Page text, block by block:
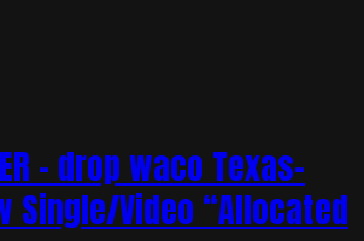
– drop waco Texas-
Single/Video “Allocated